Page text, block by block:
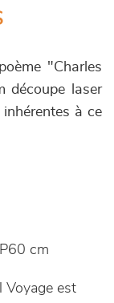
"Charles
découpe laser
à ce
cm
Voyage est